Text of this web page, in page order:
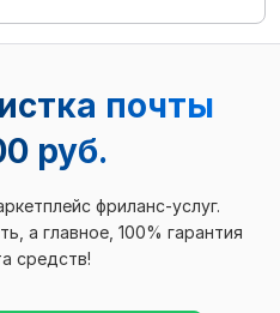
почты
руб.
фриланс-услуг.
а главное, 100% гарантия
средств!